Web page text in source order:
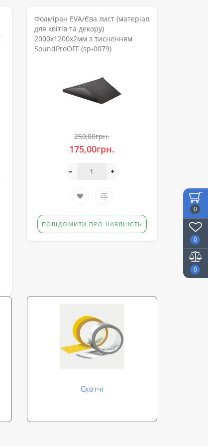
0
0
0
Фоаміран EVA/Єва лист (матеріал
для квітів та декору)
2000x1200x2мм з тисненням
SoundProOFF (sp-0079)
250,00грн.
175,00грн.
ПОВІДОМИТИ ПРО НАЯВНІСТЬ
Скотчі